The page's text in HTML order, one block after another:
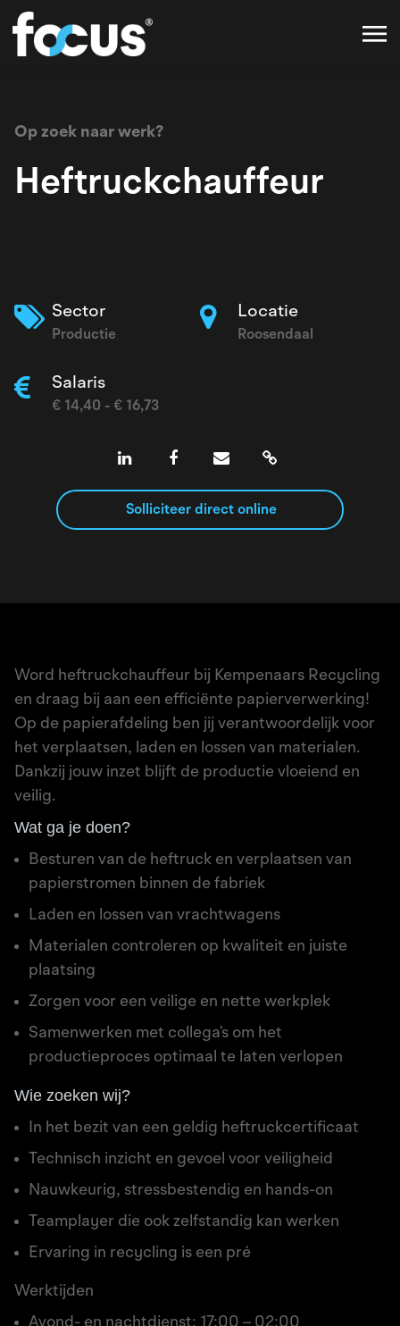
Op zoek naar werk?
Heftruckchauffeur
Sector
Productie
Locatie
Roosendaal
Salaris
€ 14,40 - € 16,73
Solliciteer direct online
Word heftruckchauffeur bij Kempenaars Recycling
en draag bij aan een efficiënte papierverwerking!
Op de papierafdeling ben jij verantwoordelijk voor
het verplaatsen, laden en lossen van materialen.
Dankzij jouw inzet blijft de productie vloeiend en
veilig.
Wat ga je doen?
Besturen van de heftruck en verplaatsen van
papierstromen binnen de fabriek
Laden en lossen van vrachtwagens
Materialen controleren op kwaliteit en juiste
plaatsing
Zorgen voor een veilige en nette werkplek
Samenwerken met collega’s om het
productieproces optimaal te laten verlopen
Wie zoeken wij?
In het bezit van een geldig heftruckcertificaat
Technisch inzicht en gevoel voor veiligheid
Nauwkeurig, stressbestendig en hands-on
Teamplayer die ook zelfstandig kan werken
Ervaring in recycling is een pré
Werktijden
Avond- en nachtdienst: 17:00 – 02:00